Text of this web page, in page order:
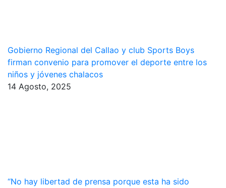
Gobierno Regional del Callao y club Sports Boys
firman convenio para promover el deporte entre los
niños y jóvenes chalacos
14 Agosto, 2025
“No hay libertad de prensa porque esta ha sido